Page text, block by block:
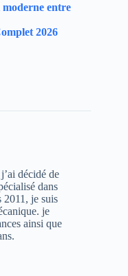
entre
2026
décidé de
dans
2011, je suis
je
ainsi que